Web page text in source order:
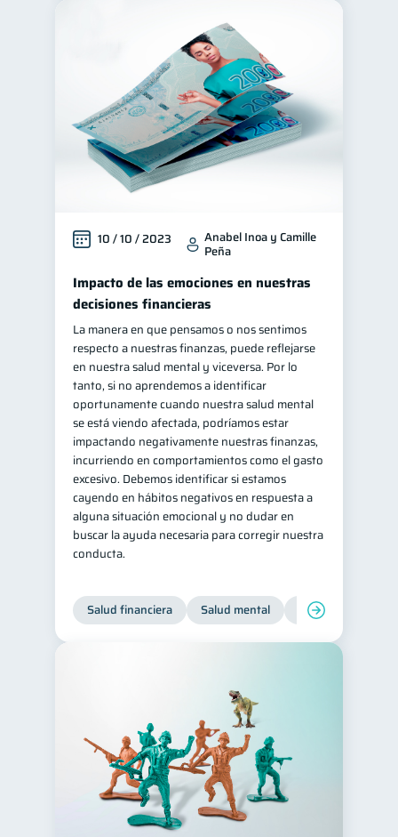
10 / 10 / 2023 Anabel Inoa y Camille
Peña
Impacto de las emociones en nuestras
decisiones financieras
La manera en que pensamos o nos sentimos
respecto a nuestras finanzas, puede reflejarse
en nuestra salud mental y viceversa. Por lo
tanto, si no aprendemos a identificar
oportunamente cuando nuestra salud mental
se está viendo afectada, podríamos estar
impactando negativamente nuestras finanzas,
incurriendo en comportamientos como el gasto
excesivo. Debemos identificar si estamos
cayendo en hábitos negativos en respuesta a
alguna situación emocional y no dudar en
buscar la ayuda necesaria para corregir nuestra
conducta.
Salud financiera Salud mental Inclusión